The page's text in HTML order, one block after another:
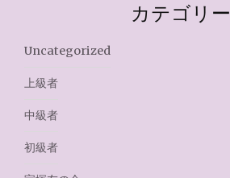
カテゴリー
Uncategorized
上級者
中級者
初級者